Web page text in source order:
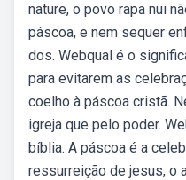
nature, o povo rapa nui
páscoa, e nem sequer
dos. Webqual é o
para evitarem as
coelho à páscoa cristã.
igreja que pelo poder.
bíblia. A páscoa é a
ressurreição de jesus, o